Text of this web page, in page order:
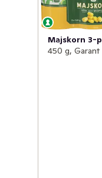
Majskorn 3-p
450 g, Garant